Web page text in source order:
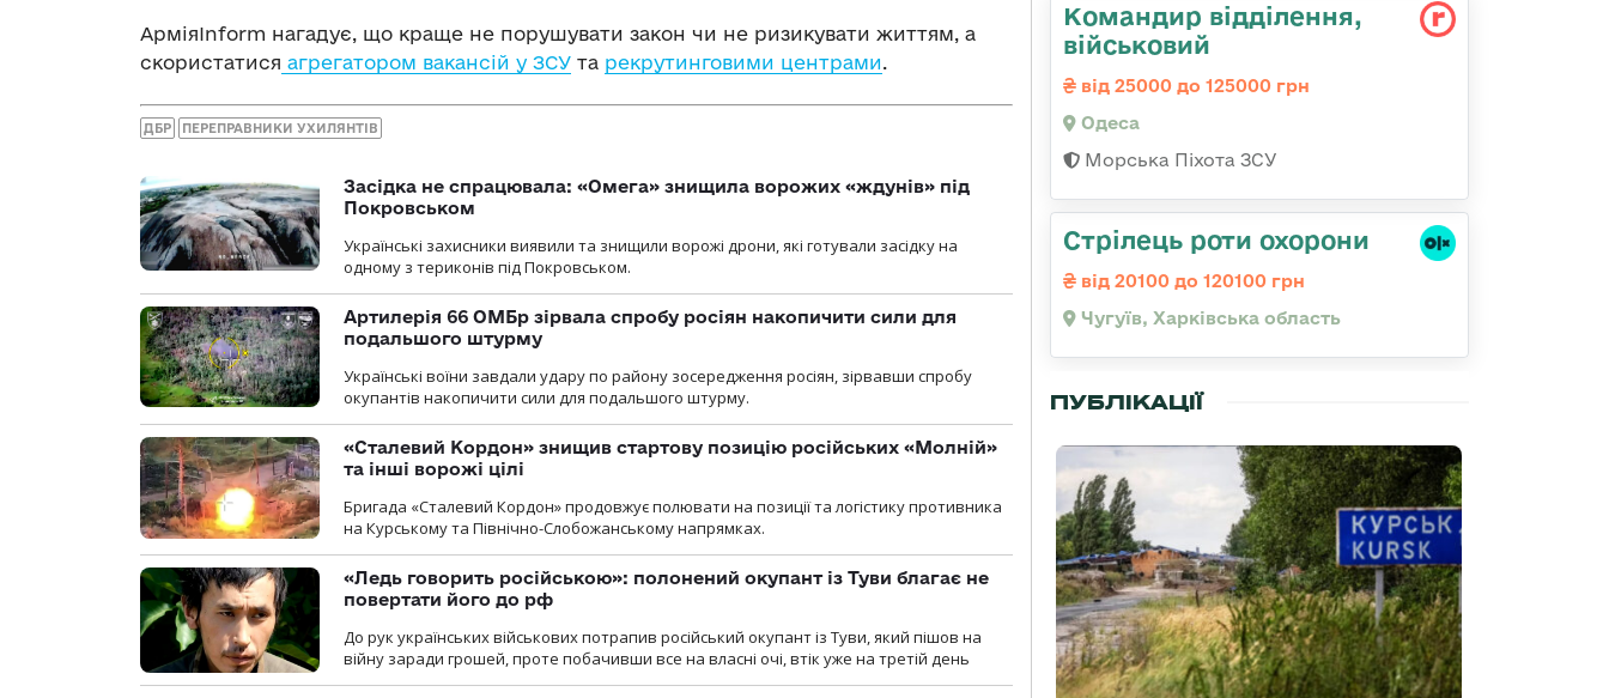
АрміяInform нагадує, що краще не порушувати закон чи не ризикувати життям, а
скористатися агрегатором вакансій у ЗСУ та рекрутинговими центрами.
ДБР ПЕРЕПРАВНИКИ УХИЛЯНТІВ
Засідка не спрацювала: «Омега» знищила ворожих «ждунів» під
Покровськом
Українські захисники виявили та знищили ворожі дрони, які готували засідку на
одному з териконів під Покровськом.
Артилерія 66 ОМБр зірвала спробу росіян накопичити сили для
подальшого штурму
Українські воїни завдали удару по району зосередження росіян, зірвавши спробу
окупантів накопичити сили для подальшого штурму.
«Сталевий Кордон» знищив стартову позицію російських «Молній»
та інші ворожі цілі
Бригада «Сталевий Кордон» продовжує полювати на позиції та логістику противника
на Курському та Північно-Слобожанському напрямках.
«Ледь говорить російською»: полонений окупант із Туви благає не
повертати його до рф
До рук українських військових потрапив російський окупант із Туви, який пішов на
війну заради грошей, проте побачивши все на власні очі, втік уже на третій день
Командир відділення,
військовий
від 25000 до 125000 грн
Одеса
Морська Піхота ЗСУ
Стрілець роти охорони
від 20100 до 120100 грн
Чугуїв, Харківська область
ПУБЛІКАЦІЇ